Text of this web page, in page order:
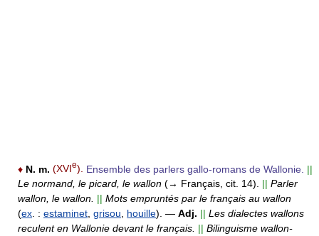
♦ N. m. (XVIe). Ensemble des parlers gallo-romans de Wallonie. ||
Le normand, le picard, le wallon (→ Français, cit. 14). || Parler
wallon, le wallon. || Mots empruntés par le français au wallon
(ex. : estaminet, grisou, houille). — Adj. || Les dialectes wallons
reculent en Wallonie devant le français. || Bilinguisme wallon-